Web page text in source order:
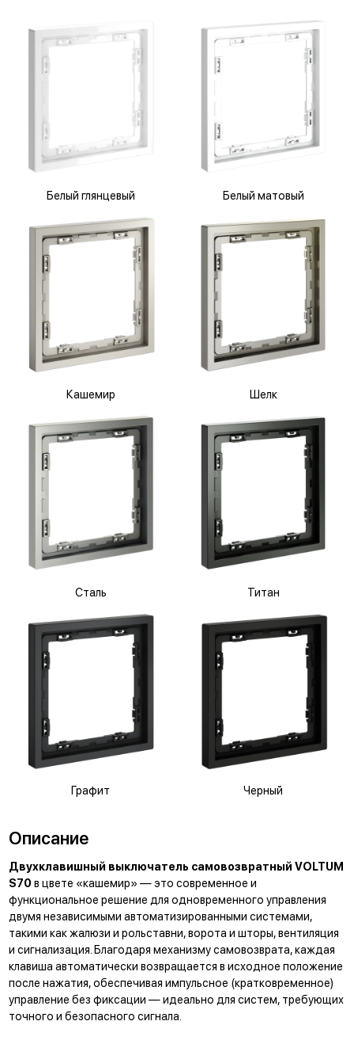
Белый глянцевый Белый матовый
Кашемир Шелк
Сталь Титан
Графит Черный
Описание
Двухклавишный выключатель самовозвратный VOLTUM
S70 в цвете «кашемир» — это современное и
функциональное решение для одновременного управления
двумя независимыми автоматизированными системами,
такими как жалюзи и рольставни, ворота и шторы, вентиляция
и сигнализация. Благодаря механизму самовозврата, каждая
клавиша автоматически возвращается в исходное положение
после нажатия, обеспечивая импульсное (кратковременное)
управление без фиксации — идеально для систем, требующих
точного и безопасного сигнала.